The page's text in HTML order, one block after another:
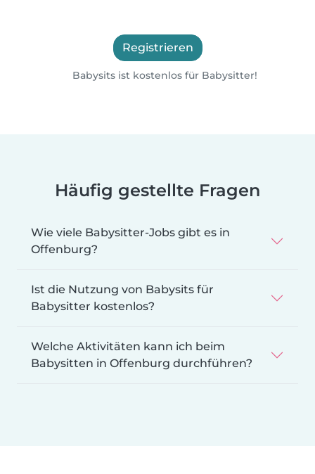
Registrieren
Babysits ist kostenlos für Babysitter!
Häufig gestellte Fragen
Wie viele Babysitter-Jobs gibt es in
Offenburg?
Ist die Nutzung von Babysits für
Babysitter kostenlos?
Welche Aktivitäten kann ich beim
Babysitten in Offenburg durchführen?